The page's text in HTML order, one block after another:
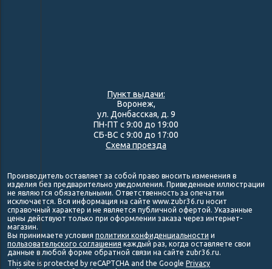
Пункт выдачи:
Воронеж,
ул. Донбасская, д. 9
ПН-ПТ с 9:00 до 19:00
СБ-ВС с 9:00 до 17:00
Схема проезда
Производитель оставляет за собой право вносить изменения в
изделия без предварительно уведомления. Приведенные иллюстрации
не являются обязательными. Ответственность за опечатки
исключается. Вся информация на сайте www.zubr36.ru носит
справочный характер и не является публичной офертой. Указанные
цены действуют только при оформлении заказа через интернет-
магазин.
Вы принимаете условия политики конфиденциальности и
пользовательского соглашения каждый раз, когда оставляете свои
данные в любой форме обратной связи на сайте zubr36.ru.
This site is protected by reCAPTCHA and the Google Privacy